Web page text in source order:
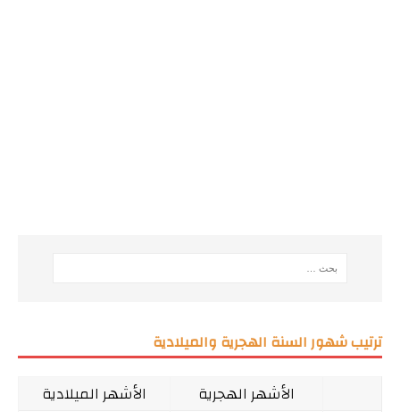
ترتيب شهور السنة الهجرية والميلادية
الأشهر الهجرية
الأشهر الميلادية